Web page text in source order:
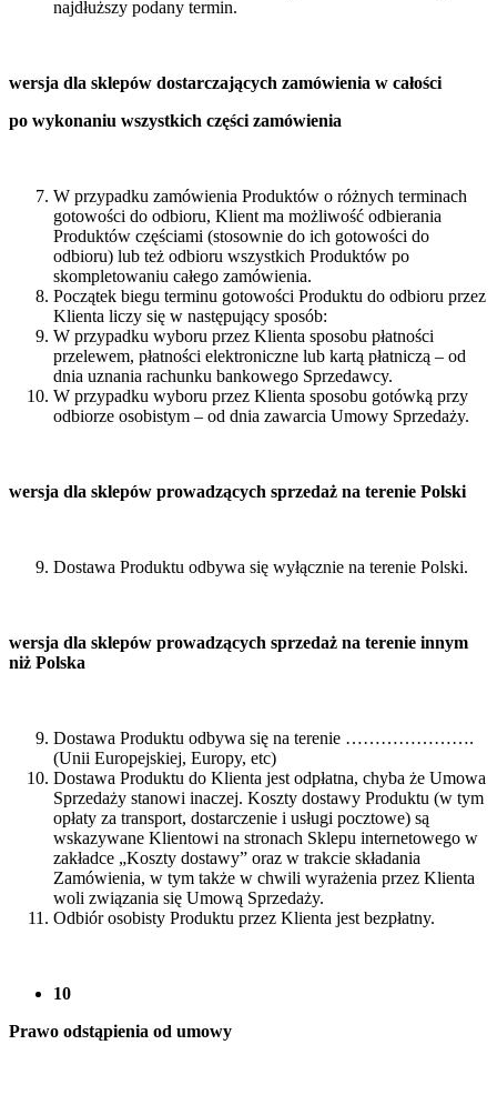
najdłuższy podany termin.
wersja dla sklepów dostarczających zamówienia w całości
po wykonaniu wszystkich części zamówienia
W przypadku zamówienia Produktów o różnych terminach
gotowości do odbioru, Klient ma możliwość odbierania
Produktów częściami (stosownie do ich gotowości do
odbioru) lub też odbioru wszystkich Produktów po
skompletowaniu całego zamówienia.
Początek biegu terminu gotowości Produktu do odbioru przez
Klienta liczy się w następujący sposób:
W przypadku wyboru przez Klienta sposobu płatności
przelewem, płatności elektroniczne lub kartą płatniczą – od
dnia uznania rachunku bankowego Sprzedawcy.
W przypadku wyboru przez Klienta sposobu gotówką przy
odbiorze osobistym – od dnia zawarcia Umowy Sprzedaży.
wersja dla sklepów prowadzących sprzedaż na terenie Polski
Dostawa Produktu odbywa się wyłącznie na terenie Polski.
wersja dla sklepów prowadzących sprzedaż na terenie innym
niż Polska
Dostawa Produktu odbywa się na terenie ………………….
(Unii Europejskiej, Europy, etc)
Dostawa Produktu do Klienta jest odpłatna, chyba że Umowa
Sprzedaży stanowi inaczej. Koszty dostawy Produktu (w tym
opłaty za transport, dostarczenie i usługi pocztowe) są
wskazywane Klientowi na stronach Sklepu internetowego w
zakładce „Koszty dostawy” oraz w trakcie składania
Zamówienia, w tym także w chwili wyrażenia przez Klienta
woli związania się Umową Sprzedaży.
Odbiór osobisty Produktu przez Klienta jest bezpłatny.
10
Prawo odstąpienia od umowy